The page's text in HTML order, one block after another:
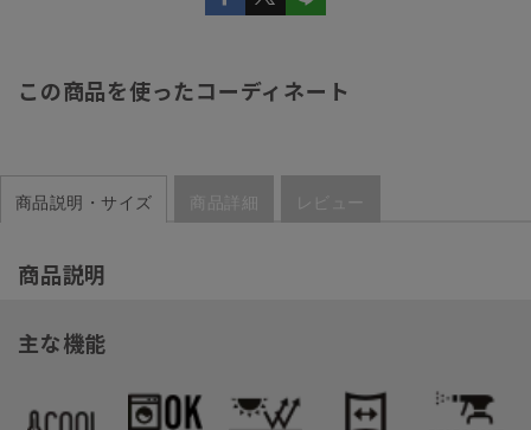
この商品を使ったコーディネート
商品説明・サイズ 商品詳細 レビュー
商品説明
主な機能